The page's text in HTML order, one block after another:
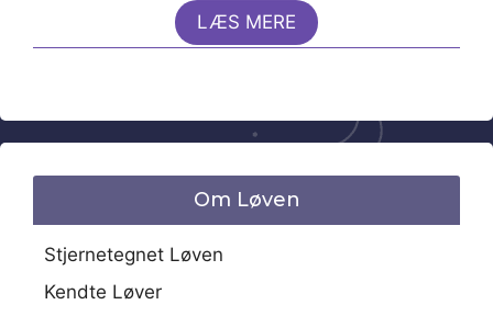
LÆS MERE
Om Løven
Stjernetegnet Løven
Kendte Løver